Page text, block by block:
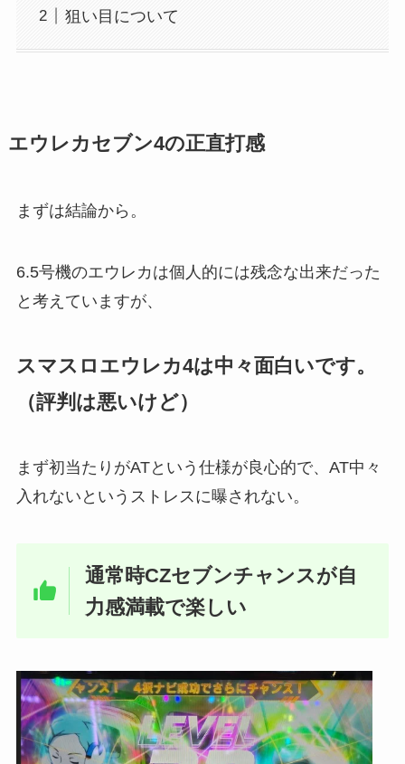
狙い目について
エウレカセブン4の正直打感
まずは結論から。
6.5号機のエウレカは個人的には残念な出来だった
と考えていますが、
スマスロエウレカ4は中々面白いです。
（評判は悪いけど）
まず初当たりがATという仕様が良心的で、AT中々
入れないというストレスに曝されない。
通常時CZセブンチャンスが自
力感満載で楽しい